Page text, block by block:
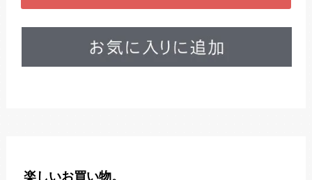
楽しいお買い物。